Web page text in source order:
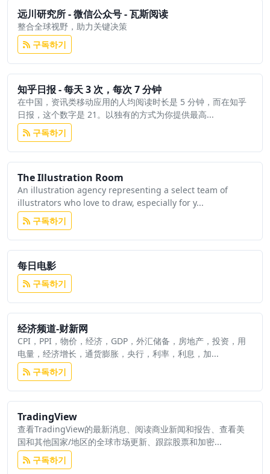
远川研究所 - 微信公众号 - 瓦斯阅读
整合全球视野，助力关键决策
구독하기
知乎日报 - 每天 3 次，每次 7 分钟
在中国，资讯类移动应用的人均阅读时长是 5 分钟，而在知乎
日报，这个数字是 21。以独有的方式为你提供最高...
구독하기
The Illustration Room
An illustration agency representing a select team of
illustrators who love to draw, especially for y...
구독하기
每日电影
구독하기
经济频道-财新网
CPI，PPI，物价，经济，GDP，外汇储备，房地产，投资，用
电量，经济增长，通货膨胀，央行，利率，利息，加...
구독하기
TradingView
查看TradingView的最新消息、阅读商业新闻和报告、查看美
国和其他国家/地区的全球市场更新、跟踪股票和加密...
구독하기